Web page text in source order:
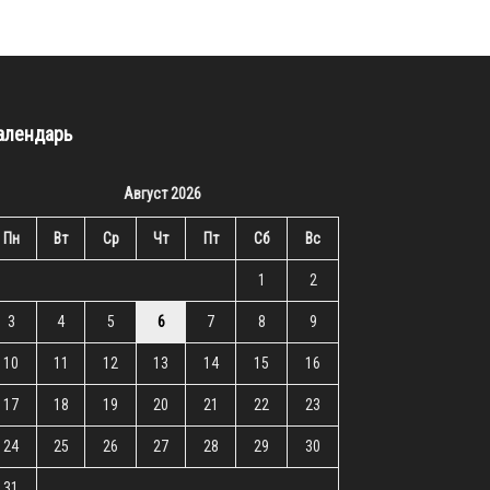
Август 2026
Пн Вт Ср Чт Пт Сб Вс
1 2
3 4 5 6 7 8 9
10 11 12 13 14 15 16
17 18 19 20 21 22 23
24 25 26 27 28 29 30